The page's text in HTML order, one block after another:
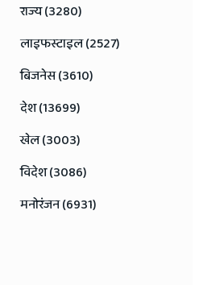
राज्य (3280)
लाइफस्टाइल (2527)
बिजनेस (3610)
देश (13699)
खेल (3003)
विदेश (3086)
मनोरंजन (6931)